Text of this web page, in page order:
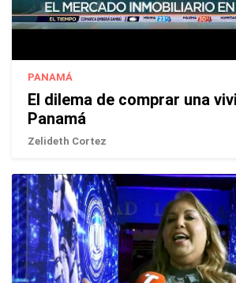
PANAMÁ
El dilema de comprar una
Panamá
Zelideth Cortez